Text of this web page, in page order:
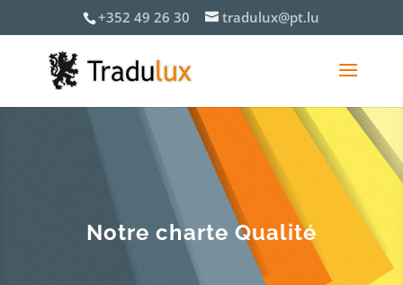
+352 49 26 30 tradulux@pt.lu
Notre charte Qualité